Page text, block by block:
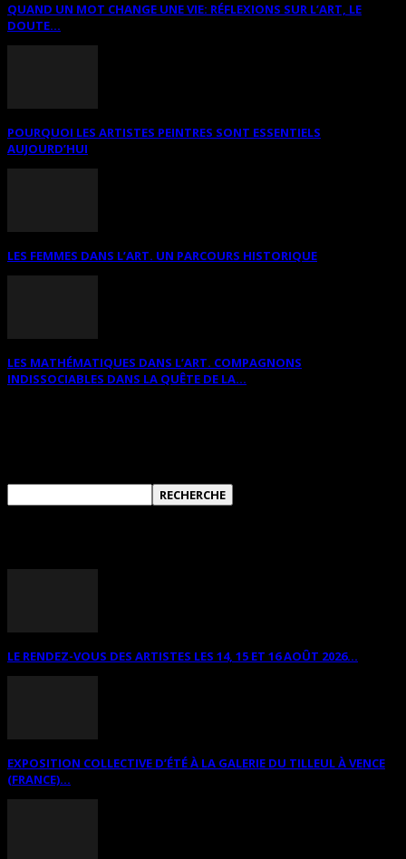
QUAND UN MOT CHANGE UNE VIE: RÉFLEXIONS SUR L’ART, LE
DOUTE...
POURQUOI LES ARTISTES PEINTRES SONT ESSENTIELS
AUJOURD’HUI
LES FEMMES DANS L’ART. UN PARCOURS HISTORIQUE
LES MATHÉMATIQUES DANS L’ART. COMPAGNONS
INDISSOCIABLES DANS LA QUÊTE DE LA...
LE RENDEZ-VOUS DES ARTISTES LES 14, 15 ET 16 AOÛT 2026...
EXPOSITION COLLECTIVE D’ÉTÉ À LA GALERIE DU TILLEUL À VENCE
(FRANCE)...